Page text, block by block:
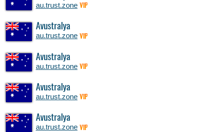
au.trust.zone VIP
Avustralya
au.trust.zone VIP
Avustralya
au.trust.zone VIP
Avustralya
au.trust.zone VIP
Avustralya
au.trust.zone VIP